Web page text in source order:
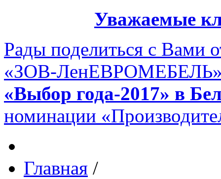
Уважаемые
Рады поделиться с
«ЗОВ-ЛенЕВРОМЕБЕЛЬ»
«Выбор года-2017» в
номинации
Главная /